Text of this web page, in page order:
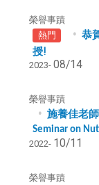
榮譽事蹟
熱門
恭
授!
2023- 08/14
榮譽事蹟
施養佳老
Seminar on
2022- 10/11
榮譽事蹟